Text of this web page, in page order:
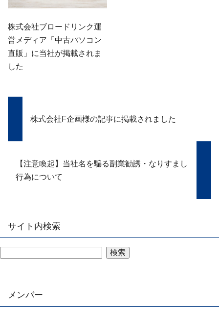
株式会社ブロードリンク運
営メディア「中古パソコン
直販」に当社が掲載されま
した
株式会社F企画様の記事に掲載されました
【注意喚起】当社名を騙る副業勧誘・なりすまし
行為について
サイト内検索
検索
メンバー